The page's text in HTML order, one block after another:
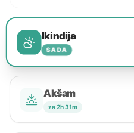
Ikindija
SADA
Akšam
za 2h 31m